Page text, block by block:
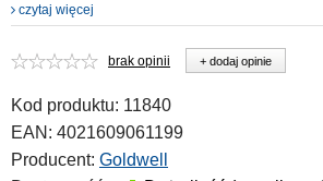
czytaj więcej
brak opinii + dodaj opinie
Kod produktu: 11840
EAN: 4021609061199
Producent: Goldwell